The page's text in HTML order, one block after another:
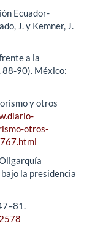
Ecuador-
J. y Kemner, J.
a la
88-90). México:
y otros
otros-
la presidencia